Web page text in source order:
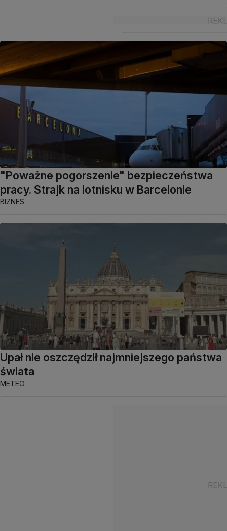
"Poważne pogorszenie" bezpieczeństwa
pracy. Strajk na lotnisku w Barcelonie
BIZNES
Upał nie oszczędził najmniejszego państwa
świata
METEO